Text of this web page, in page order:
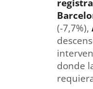
(-7,7%),
donde